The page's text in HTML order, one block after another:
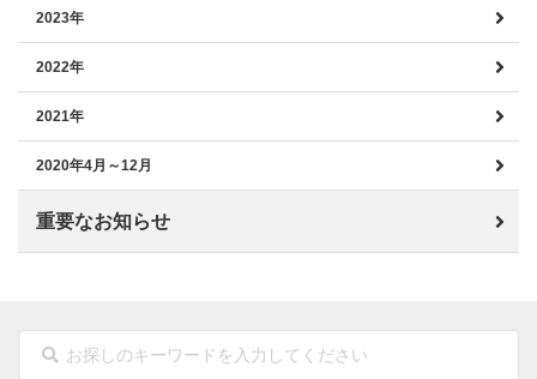
2023年
2022年
2021年
2020年4月～12月
重要なお知らせ